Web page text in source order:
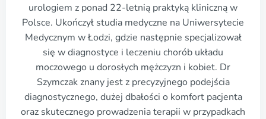
urologiem z ponad 22-letnią praktyką kliniczną w
Polsce. Ukończył studia medyczne na Uniwersytecie
Medycznym w Łodzi, gdzie następnie specjalizował
się w diagnostyce i leczeniu chorób układu
moczowego u dorosłych mężczyzn i kobiet. Dr
Szymczak znany jest z precyzyjnego podejścia
diagnostycznego, dużej dbałości o komfort pacjenta
oraz skutecznego prowadzenia terapii w przypadkach